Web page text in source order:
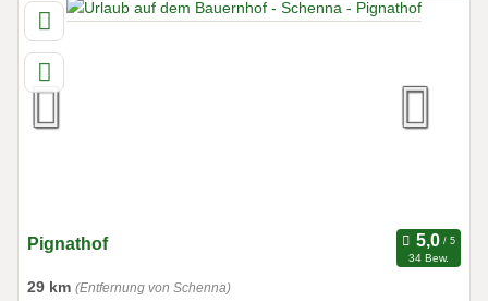
Pignathof
34 Bew.
29 km (Entfernung von Schenna)